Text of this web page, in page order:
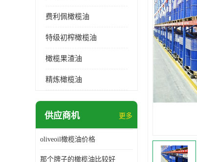
费利佩橄榄油
特级初榨橄榄油
橄榄果渣油
精炼橄榄油
供应商机 更多
oliveoil橄榄油价格
那个牌子的橄榄油比较好